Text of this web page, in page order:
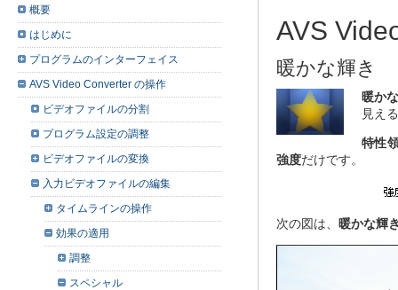
AVS
暖かな輝き
暖か
見え
特性
強度だけです。
次の図は、 暖かな輝
概要
はじめに
プログラムのインターフェイス
AVS Video Converter の操作
ビデオファイルの分割
プログラム設定の調整
ビデオファイルの変換
入力ビデオファイルの編集
タイムラインの操作
効果の適用
調整
スペシャル